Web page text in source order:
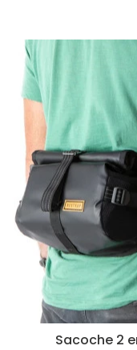
Sacoche 2